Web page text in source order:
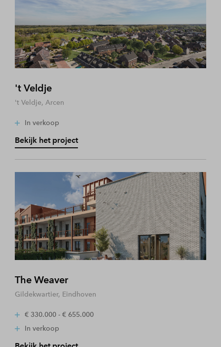
't Veldje
't Veldje, Arcen
In verkoop
Bekijk het project
The Weaver
Gildekwartier, Eindhoven
€ 330.000 - € 655.000
In verkoop